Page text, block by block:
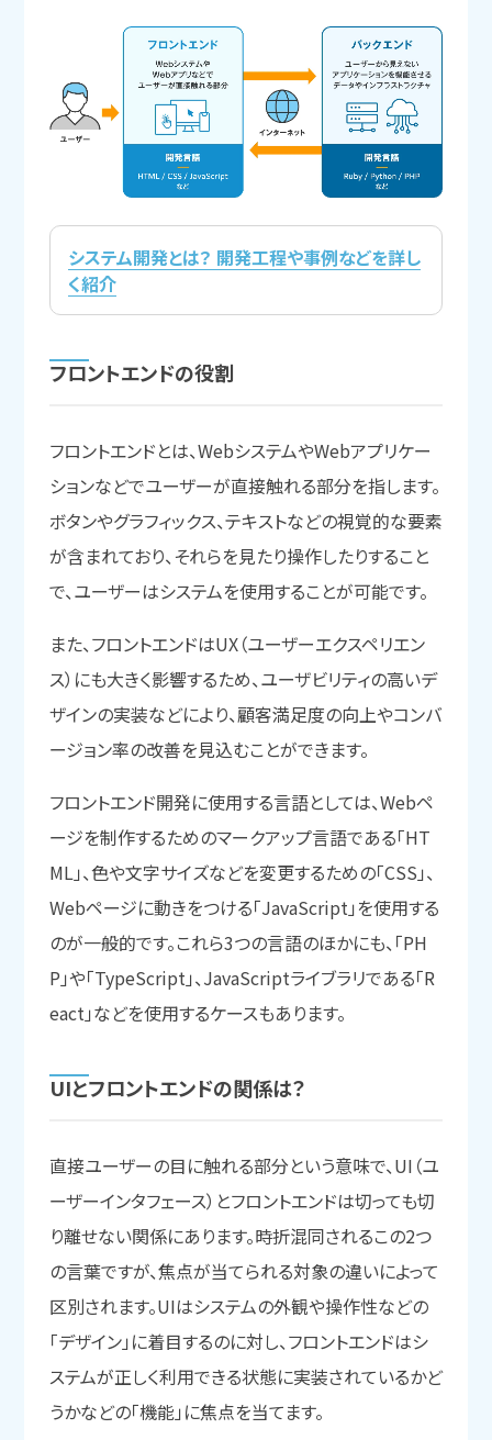
システム開発とは？ 開発工程や事例などを詳し
く紹介
フロントエンドの役割
フロントエンドとは、WebシステムやWebアプリケー
ションなどでユーザーが直接触れる部分を指します。
ボタンやグラフィックス、テキストなどの視覚的な要素
が含まれており、それらを見たり操作したりすること
で、ユーザーはシステムを使用することが可能です。
また、フロントエンドはUX（ユーザーエクスペリエン
ス）にも大きく影響するため、ユーザビリティの高いデ
ザインの実装などにより、顧客満足度の向上やコンバ
ージョン率の改善を見込むことができます。
フロントエンド開発に使用する言語としては、Webペ
ージを制作するためのマークアップ言語である「HT
ML」、色や文字サイズなどを変更するための「CSS」、
Webページに動きをつける「JavaScript」を使用する
のが一般的です。これら3つの言語のほかにも、「PH
P」や「TypeScript」、JavaScriptライブラリである「R
eact」などを使用するケースもあります。
UIとフロントエンドの関係は？
直接ユーザーの目に触れる部分という意味で、UI（ユ
ーザーインタフェース）とフロントエンドは切っても切
り離せない関係にあります。時折混同されるこの2つ
の言葉ですが、焦点が当てられる対象の違いによって
区別されます。UIはシステムの外観や操作性などの
「デザイン」に着目するのに対し、フロントエンドはシ
ステムが正しく利用できる状態に実装されているかど
うかなどの「機能」に焦点を当てます。